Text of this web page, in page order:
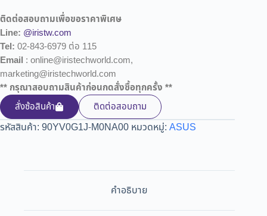
ติดต่อสอบถามเพื่อขอราคาพิเศษ
Line: @iristw.com
Tel: 02-843-6979 ต่อ 115
Email : online@iristechworld.com,
marketing@iristechworld.com
** กรุณาสอบถามสินค้าก่อนกดสั่งซื้อทุกครั้ง **
สั่งซ้อสินค้า
ติดต่อสอบถาม
รหัสสินค้า: 90YV0G1J-M0NA00 หมวดหมู่: ASUS
คำอธิบาย